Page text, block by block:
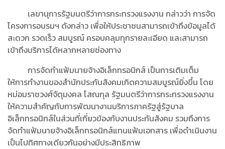
เลขานุการรัฐมนตรีว่าการกระทรวงแรงงาน กล่าวว่า การจัด
โครงการอบรมฯ ดังกล่าว เพื่อให้ประชาชนสามารถเข้าถึงข้อมูลได้
สะดวก รวดเร็ว สมบูรณ์ ครอบคลุมทุกรายละเอียด และสามารถ
เข้าถึงบริการได้หลากหลายช่องทาง
การจัดทำแฟ้มนายจ้างอิเล็กทรอนิกส์ เป็นการเติมเต็ม
ให้การทำงานของสำนักประกันสังคมเกิดความสมบูรณ์ยิ่งขึ้น โดย
หม่อมราชวงศ์จัตุมงคล โสณกุล รัฐมนตรีว่าการกระทรวงแรงงาน
ให้ความสำคัญกับการพัฒนางานบริการภาครัฐสู่รัฐบาล
อิเล็กทรอนิกส์ในส่วนที่เกี่ยวข้องกับงานประกันสังคม รวมถึงการ
จัดทำแฟ้มนายจ้างอิเล็กทรอนิกส์แทนแฟ้มเอกสาร เพื่อดำเนินงาน
เป็นไปทิศทางเดียวกันอย่างมีประสิทธิภาพ